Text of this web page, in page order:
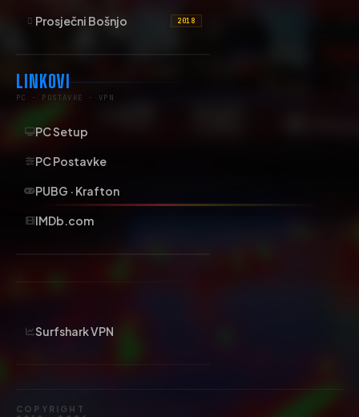
Prosječni Bošnjo 2018
LINKOVI
PC · POSTAVKE · VPN
PC Setup
PC Postavke
PUBG · Krafton
IMDb.com
Surfshark VPN
COPYRIGHT